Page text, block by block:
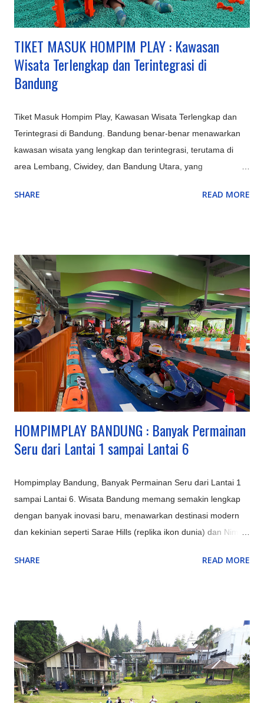
TIKET MASUK HOMPIM PLAY : Kawasan
Wisata Terlengkap dan Terintegrasi di
Bandung
Tiket Masuk Hompim Play, Kawasan Wisata Terlengkap dan
Terintegrasi di Bandung. Bandung benar-benar menawarkan
kawasan wisata yang lengkap dan terintegrasi, terutama di
area Lembang, Ciwidey, dan Bandung Utara, yang
Tangkuban Parahu, Kawah Putih), rekreasi keluarga
Gedung Sate), menjadikannya destinasi multifungsi untuk
berbagai kalangan. Kawasan Utama dan Keunggulannya:
Lembang (Bandung Barat): Pusat wisata alam dan keluarga,
ada kebun teh, Tangkuban Parahu, Floating Market, The Great
Asia Africa, Lembang Park & Zoo, Dago Dream Park. Ciwidey
(Bandung Selatan): Terkenal dengan Kawah Putih, Ranca
Upas (rusa, camping), dan Glamping Lakeside dengan
suasana danau yang indah. Pangalengan: Untuk petualangan
seperti rafting di Sungai Palayangan dan off-road adventure
d...
SHARE READ MORE
HOMPIMPLAY BANDUNG : Banyak Permainan
Seru dari Lantai 1 sampai Lantai 6
Hompimplay Bandung, Banyak Permainan Seru dari Lantai 1
sampai Lantai 6. Wisata Bandung memang semakin lengkap
dengan banyak inovasi baru, menawarkan destinasi modern
dan kekinian seperti Sarae Hills (replika ikon dunia) dan Nimo
unik seperti Hutan Mycelia (dunia jamur magis) dan Bird &
Bandung dengan sentuhan instagrammable dan edukatif.
Inovasi Destinasi Wisata Bandung Terbaru & Kekinian: Sarae
Hills : Menyajikan miniatur bangunan ikonik dunia (Eiffel,
Patung Liberty, dll.) dengan konsep 'keliling dunia dalam
sehari'. Nimo Highland : Menawarkan pemandangan kebun teh
SHARE READ MORE